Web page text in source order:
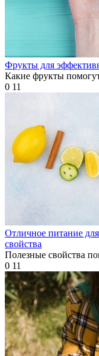
Фрукты для
Какие фрукты
0 11
Отличное питание
свойства
Полезные свойства
0 11